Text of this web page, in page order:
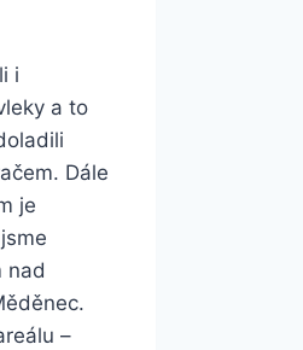
i
a to
Dále
je
nad
–